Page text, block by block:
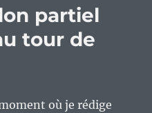
youtube
linuxien
francophone
ans
partiel
tour de
où je rédige